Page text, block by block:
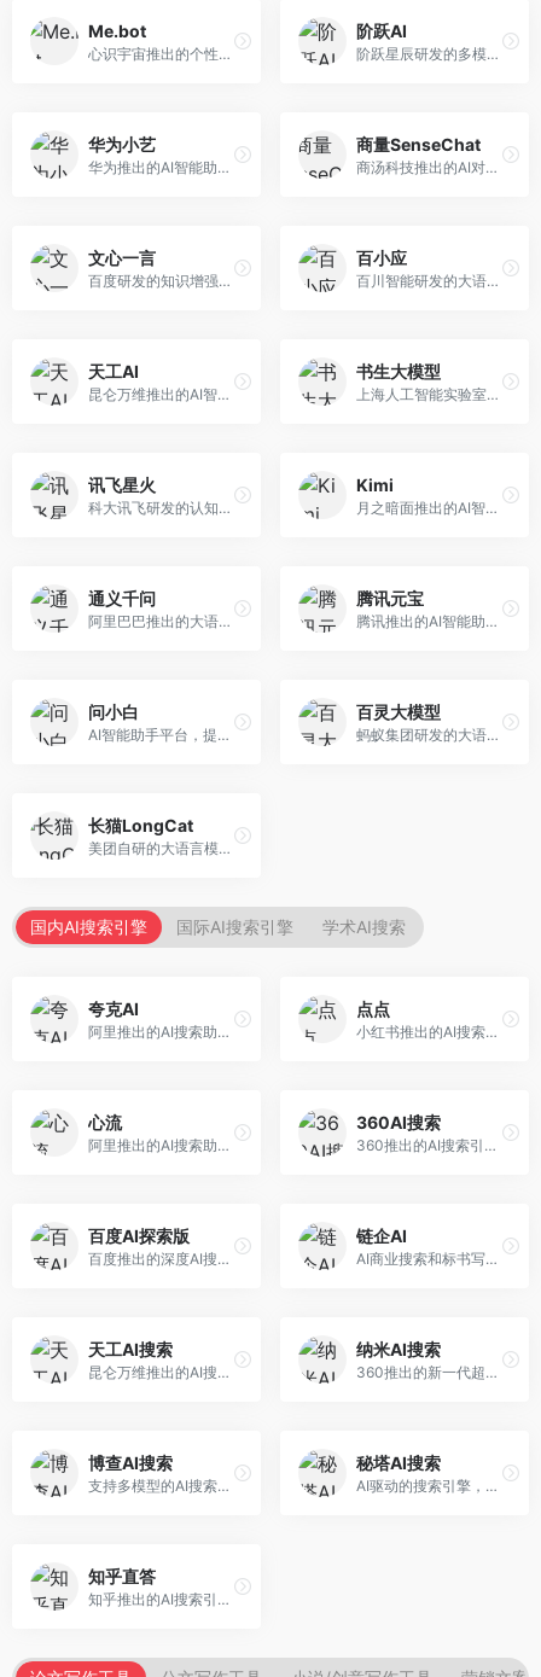
Me.bot
心识宇宙推出的个性化AI伴侣，专注于情感交互和个人助理服务。面向个人用户，支持日程管理、情感陪伴、知识问答等功能，交互体验人性化。
阶跃AI
阶跃星辰研发的多模态大模型平台，支持文本、图像、视频的综合理解与生成。面向创作者和企业客户，提供内容创作、智能分析等服务，多模态能力突出。
华为小艺
华为推出的AI智能助手网页端，深度整合鸿蒙生态和华为云服务。面向华为设备用户，支持语音交互、智能问答、设备控制等功能，与华为硬件生态无缝衔接。
商量SenseChat
商汤科技推出的AI对话平台，结合计算机视觉和自然语言处理技术。面向企业用户和开发者，支持多模态交互，视觉理解能力强，适合智能客服和内容创作场景。
文心一言
百度研发的知识增强大语言模型，深度融合百度知识图谱和搜索能力。面向中文用户，提供知识问答、文本创作、逻辑推理等服务，中文语境理解准确，知识覆盖面广。
百小应
百川智能研发的大语言模型助手，专注于中文理解和生成。面向中文用户，提供知识问答、文本创作、代码辅助等服务，模型参数规模大，中文表达流畅自然。
天工AI
昆仑万维推出的AI智能助手，集成搜索、对话、创作等多种能力。面向普通用户和内容创作者，支持联网搜索、文本生成、图像理解等功能，响应速度快，免费使用。
书生大模型
上海人工智能实验室研发的开源大模型系列，支持多尺度和多模态。面向研究机构和开发者，开源生态完善，学术研究背景深厚，适合科研和定制开发。
讯飞星火
科大讯飞研发的认知智能大模型，深度融合语音识别和自然语言处理技术。面向企业用户和教育领域，提供语音交互、文档处理、代码生成等服务，中文语音识别准确率高。
Kimi
月之暗面推出的AI智能助手，核心优势在于超长文本处理能力，支持20万字以上文档分析。面向学术研究者、职场人士和内容创作者，提供文档解读、PPT生成、联网搜索等综合服务。
通义千问
阿里巴巴推出的大语言模型平台，提供对话问答、文档处理、图像理解、代码编写等全方位AI服务。面向企业用户和个人开发者，集成阿里云生态，支持多模态交互，企业级安全保障。
腾讯元宝
腾讯推出的AI智能助手，整合微信生态和腾讯云服务。面向普通用户和企业客户，支持文档解析、图像理解、联网搜索等功能，与腾讯产品无缝衔接，办公协作便捷。
问小白
AI智能助手平台，提供知识问答、文本创作、文档处理等服务。面向普通用户和职场人士，操作简便，响应速度快，支持多场景应用。
百灵大模型
蚂蚁集团研发的大语言模型平台，专注于金融科技和企业服务。面向金融机构和企业客户，提供智能客服、风险分析、文档处理等服务，金融场景理解深入。
长猫LongCat
美团自研的大语言模型对话平台，专注于本地生活服务场景。面向美团生态用户，提供智能推荐、服务问答等功能，本地生活知识覆盖全面。
国内AI搜索引擎 国际AI搜索引擎 学术AI搜索
夸克AI
阿里推出的AI搜索助手，整合搜索与AI功能。面向年轻用户，提供智能搜索、文档处理、学习辅助等服务，与夸克生态深度整合。
点点
小红书推出的AI搜索应用，专注于生活方式内容搜索。面向小红书用户，提供生活攻略、消费决策、内容推荐等服务，生活方式内容丰富。
心流
阿里推出的AI搜索助手，专注于智能信息获取。面向普通用户，提供智能搜索、内容整理、知识问答等服务，与阿里生态深度整合。
360AI搜索
360推出的AI搜索引擎，专注于安全智能搜索。面向普通用户，提供智能问答、网页搜索、内容整理等服务，安全防护能力强。
百度AI探索版
百度推出的深度AI搜索引擎，整合百度知识图谱。面向中文用户，提供智能问答、知识探索、内容生成等服务，知识覆盖面广。
链企AI
AI商业搜索和标书写作工具，专注于企业服务场景。面向企业用户，提供商业信息搜索、标书生成、企业分析等服务，商业信息专业。
天工AI搜索
昆仑万维推出的AI搜索引擎，整合大模型与搜索能力。面向普通用户，提供智能问答、深度搜索、内容整理等服务，中文搜索体验好。
纳米AI搜索
360推出的新一代超级AI搜索，深度整合360搜索资源。面向普通用户，提供智能问答、多模态搜索、内容生成等服务，安全可靠。
博查AI搜索
支持多模型的AI搜索引擎，整合多种大模型能力。面向AI爱好者，提供多模型搜索、答案对比、深度分析等服务，模型选择灵活。
秘塔AI搜索
AI驱动的搜索引擎，专注于无广告直达结果。面向研究者和信息获取需求者，提供深度搜索、来源标注、答案整理等服务，搜索结果干净准确，信息可信度高。
知乎直答
知乎推出的AI搜索引擎，专注于知识问答场景。面向知识获取者，提供知乎内容搜索、智能问答、知识整理等服务，专业知识丰富。